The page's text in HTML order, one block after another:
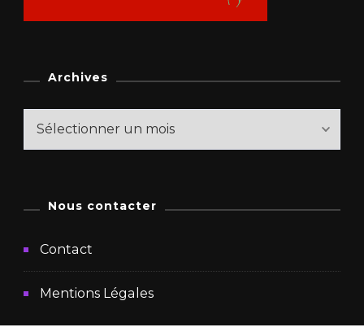
Archives
Archives
Nous contacter
Contact
Mentions Légales